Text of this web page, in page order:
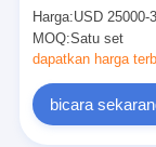
Plywood
Harga:USD 25000-35000 Per
MOQ:Satu set
dapatkan harga
bicara